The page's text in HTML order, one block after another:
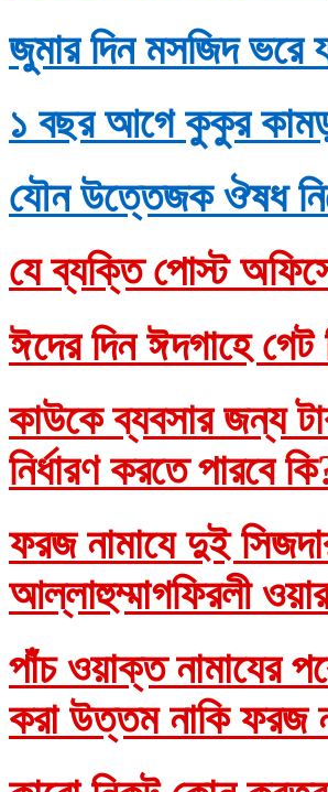
জুমার দিন মসজিদ ভরে
১ বছর আগে কুকুর
যৌন উত্তেজক ঔষধ
যে ব্যক্তি পোস্ট অফিসে
ঈদের দিন ঈদগাহে
কাউকে ব্যবসার জন্য
নির্ধারণ করতে পারবে
ফরজ নামাযে দুই
আল্লাহুম্মাগফিরলী
পাঁচ ওয়াক্ত নামাযের
করা উত্তম নাকি ফরজ